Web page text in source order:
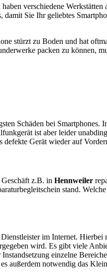
verschiedene
Sie Ihr geliebtes
stürzt zu Boden und hat
packen zu können,
Schäden bei Smartphones.
ist aber leider
Gerät wieder auf
z.B. in Hennweiler
stand.
im Internet.
wird. Es gibt viele
einzelne
außerdem notwendig das